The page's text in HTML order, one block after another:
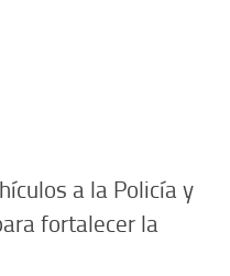
a la Policía y
fortalecer la